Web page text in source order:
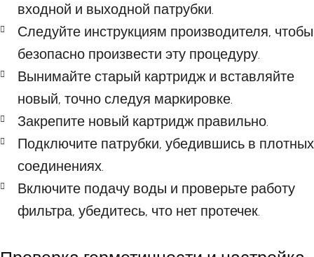
входной и выходной патрубки.
Следуйте инструкциям производителя, чтобы
безопасно произвести эту процедуру.
Вынимайте старый картридж и вставляйте
новый, точно следуя маркировке.
Закрепите новый картридж правильно.
Подключите патрубки, убедившись в плотных
соединениях.
Включите подачу воды и проверьте работу
фильтра, убедитесь, что нет протечек.